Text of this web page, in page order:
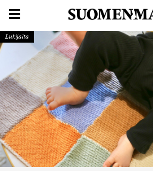
Lukijalta